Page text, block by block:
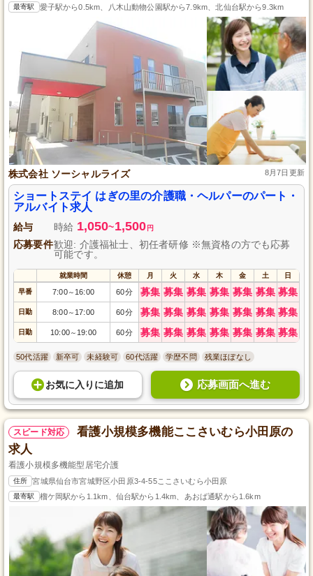
最寄駅 愛子駅から0.5km、八木山動物公園駅から7.9km、北仙台駅から9.3km
株式会社 ソーシャルライズ 8月7日更新
ショートステイ はぎの里の介護職・ヘルパーのパート・
アルバイト求人
給与 時給 1,050~1,500 円
応募要件歓迎: 介護福祉士、初任者研修 ※無資格の方でも応募
可能です。
就業時間 休憩 月 火 水 木 金 土 日
早番 7:00～ 16:00 60分 募集 募集 募集 募集 募集 募集 募集
日勤 8:00～ 17:00 60分 募集 募集 募集 募集 募集 募集 募集
日勤 10:00～ 19:00 60分 募集 募集 募集 募集 募集 募集 募集
50代活躍 新卒可 未経験可 60代活躍 学歴不問 残業ほぼなし
お気に入り に追加 応募画面へ進む
スピード対応
看護小規模多機能ここさいむら小田原の
求人
看護小規模多機能型居宅介護
住所 宮城県仙台市宮城野区小田原3-4-55ここさいむら小田原
最寄駅 榴ケ岡駅から1.1km、仙台駅から1.4km、あおば通駅から1.6km